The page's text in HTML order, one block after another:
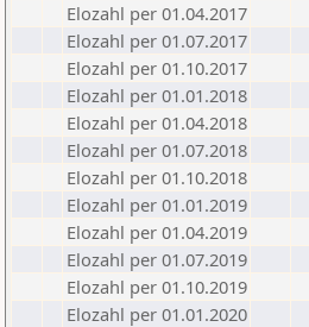
Elozahl per 01.04.2017
Elozahl per 01.07.2017
Elozahl per 01.10.2017
Elozahl per 01.01.2018
Elozahl per 01.04.2018
Elozahl per 01.07.2018
Elozahl per 01.10.2018
Elozahl per 01.01.2019
Elozahl per 01.04.2019
Elozahl per 01.07.2019
Elozahl per 01.10.2019
Elozahl per 01.01.2020